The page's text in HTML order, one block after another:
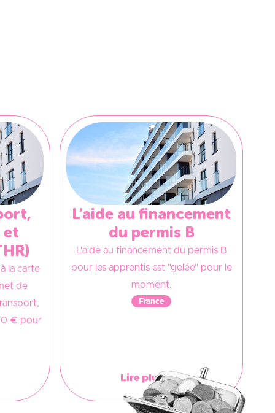
et
la carte
de
€ pour
L’aide au financement
du permis B
L'aide au financement du permis B
pour les apprentis est "gelée" pour le
moment.
France
Lire plus